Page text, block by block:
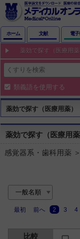
ホーム 文献 電
薬効で探す（医療用薬
類義語を使用する
薬効で探す（医療用薬）
薬効で探す（医療用
感覚器系・歯科用薬 ＞
最初 前へ 2 3 4